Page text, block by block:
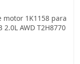
motor 1K1158 para
2.0L AWD T2H8770